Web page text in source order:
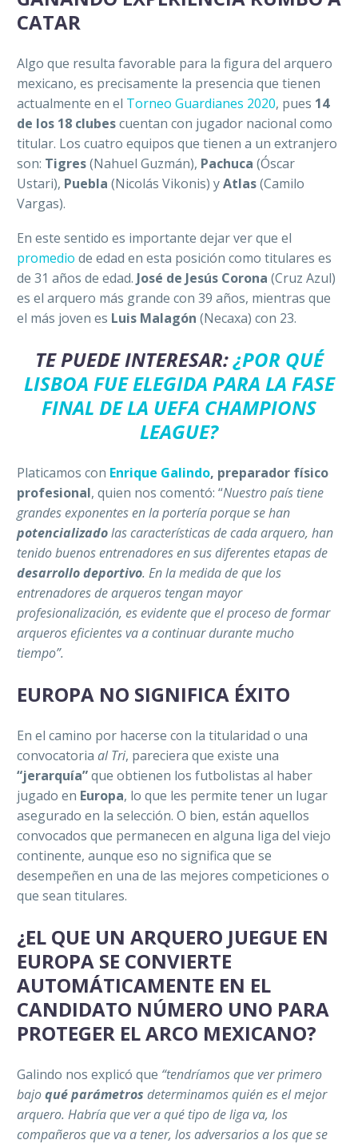
CATAR
Algo que resulta favorable para la figura del arquero
mexicano, es precisamente la presencia que tienen
actualmente en el Torneo Guardianes 2020, pues 14
de los 18 clubescuentan con jugador nacional como
titular. Los cuatro equipos que tienen a un extranjero
son: Tigres(Nahuel Guzmán), Pachuca (Óscar
Ustari), Puebla (Nicolás Vikonis) yAtlas(Camilo
Vargas).
En este sentido es importante dejar ver que el
promedio de edad en esta posición como titulares es
de 31 años de edad. José de Jesús Corona (Cruz Azul)
es el arquero más grande con 39 años, mientras que
el más joven es Luis Malagón (Necaxa) con 23.
TE PUEDE INTERESAR:¿POR QUÉ
LISBOA FUE ELEGIDA PARA LA FASE
FINAL DE LA UEFA CHAMPIONS
LEAGUE?
Platicamos con Enrique Galindo, preparador físico
profesional, quien nos comentó: “Nuestro país tiene
grandes exponentes en la portería porque se han
potencializadolas características de cada arquero, han
tenido buenos entrenadores en sus diferentes etapas de
desarrollo deportivo. En la medida de que los
entrenadores de arqueros tengan mayor
profesionalización, es evidente que el proceso de formar
arqueros eficientes va a continuar durante mucho
tiempo”.
EUROPA NO SIGNIFICA ÉXITO
En el camino por hacerse con la titularidad o una
convocatoria al Tri, pareciera que existe una
“jerarquía”que obtienen los futbolistas al haber
jugado en Europa, lo que les permite tener un lugar
asegurado en la selección. O bien, están aquellos
convocados que permanecen en alguna liga del viejo
continente, aunque eso no significa que se
desempeñen en una de las mejores competiciones o
que sean titulares.
¿EL QUE UN ARQUERO JUEGUE EN
EUROPA SE CONVIERTE
AUTOMÁTICAMENTE EN EL
CANDIDATO NÚMERO UNO PARA
PROTEGER EL ARCO MEXICANO?
Galindo nos explicó que “tendríamos que ver primero
bajoqué parámetros determinamos quién es el mejor
arquero. Habría que ver a qué tipo de liga va, los
compañeros que va a tener, los adversarios a los que se